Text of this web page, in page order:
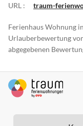
URL :
traum-
Ferienhaus Wohnung
Urlauberbewertung
abgegebenen